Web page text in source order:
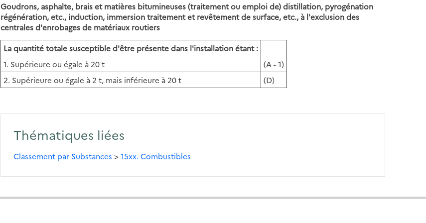
Goudrons, asphalte, brais et matières bitumineuses (traitement ou emploi de) distillation, pyrogénation
régénération, etc., induction, immersion traitement et revêtement de surface, etc., à l'exclusion des
centrales d'enrobages de matériaux routiers
La quantité totale susceptible d'être présente dans l'installation étant :
1. Supérieure ou égale à 20 t
(A - 1)
2. Supérieure ou égale à 2 t, mais inférieure à 20 t
(D)
Thématiques liées
Classement par Substances >15xx. Combustibles